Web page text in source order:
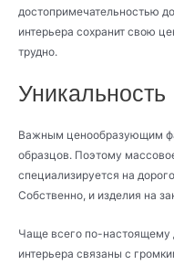
достопримечательностью
интерьера сохранит свою
трудно.
Уникальность
Важным ценообразующим
образцов. Поэтому
специализируется на
Собственно, и изделия на
Чаще всего по-настоящему
интерьера связаны с